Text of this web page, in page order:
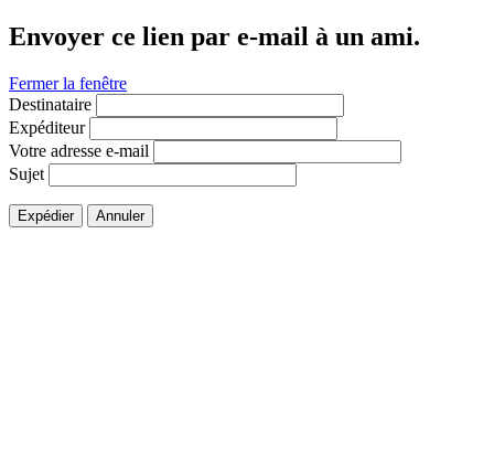
Envoyer ce lien par e-mail à un ami.
Fermer la fenêtre
Destinataire
Expéditeur
Votre adresse e-mail
Sujet
Expédier Annuler